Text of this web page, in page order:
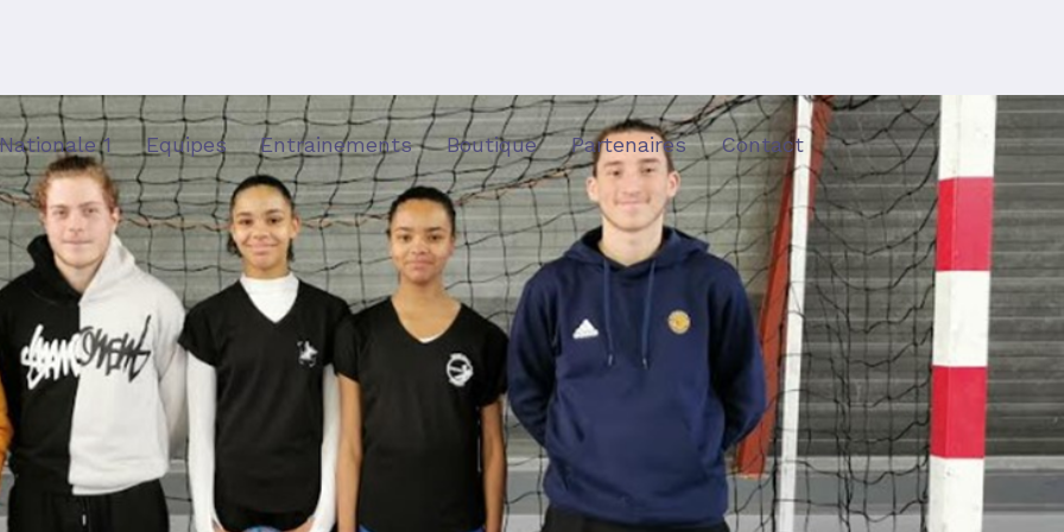
1 Equipes Entrainements Boutique Partenaires Contact